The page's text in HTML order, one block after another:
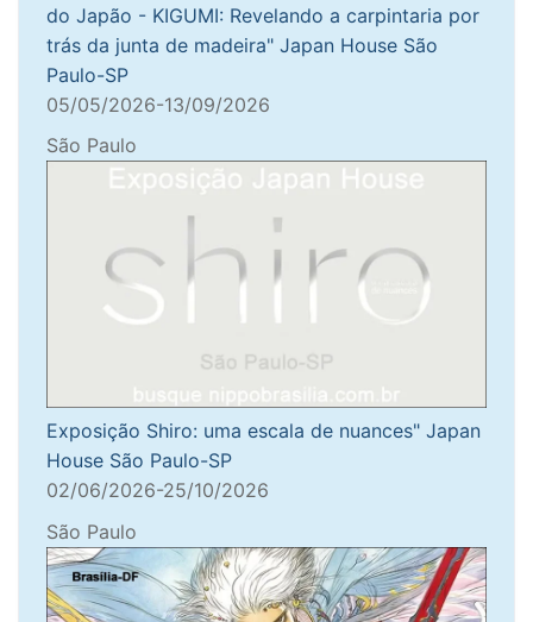
do Japão - KIGUMI: Revelando a carpintaria por
trás da junta de madeira" Japan House São
Paulo-SP
05/05/2026-13/09/2026
São Paulo
Exposição Shiro: uma escala de nuances" Japan
House São Paulo-SP
02/06/2026-25/10/2026
São Paulo